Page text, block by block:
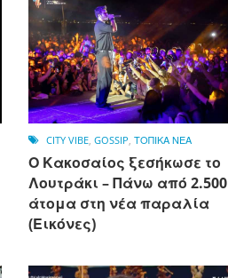
CITY VIBE, GOSSIP, ΤΟΠΙΚΑ ΝΕΑ
Ο Κακοσαίος ξεσήκωσε το
Λουτράκι – Πάνω από 2.500
άτομα στη νέα παραλία
(Εικόνες)